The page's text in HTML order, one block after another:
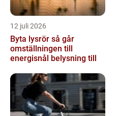
12 juli 2026
Byta lysrör så går
omställningen till
energisnål belysning till